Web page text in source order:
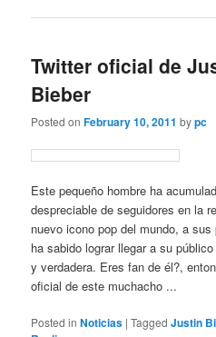
Twitter oficial de
Bieber
Posted onFebruary 10, 2011 bypc
Este pequeño hombre ha
despreciable de seguidores en la
nuevo icono pop del mundo, a
ha sabido lograr llegar a su
y verdadera. Eres fan de él?,
oficial de este muchacho ...
Posted in Noticias |Tagged Justin